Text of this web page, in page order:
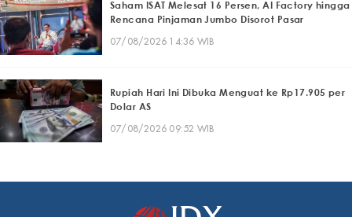
Saham ISAT Melesat 16 Persen, AI Factory hingga
Rencana Pinjaman Jumbo Disorot Pasar
07/08/2026 14:36 WIB
Rupiah Hari Ini Dibuka Menguat ke Rp17.905 per
Dolar AS
07/08/2026 09:52 WIB